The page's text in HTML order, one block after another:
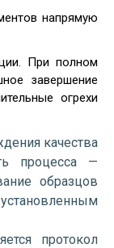
напрямую
При полном
завершение
огрехи
качества
процесса —
образцов
протокол